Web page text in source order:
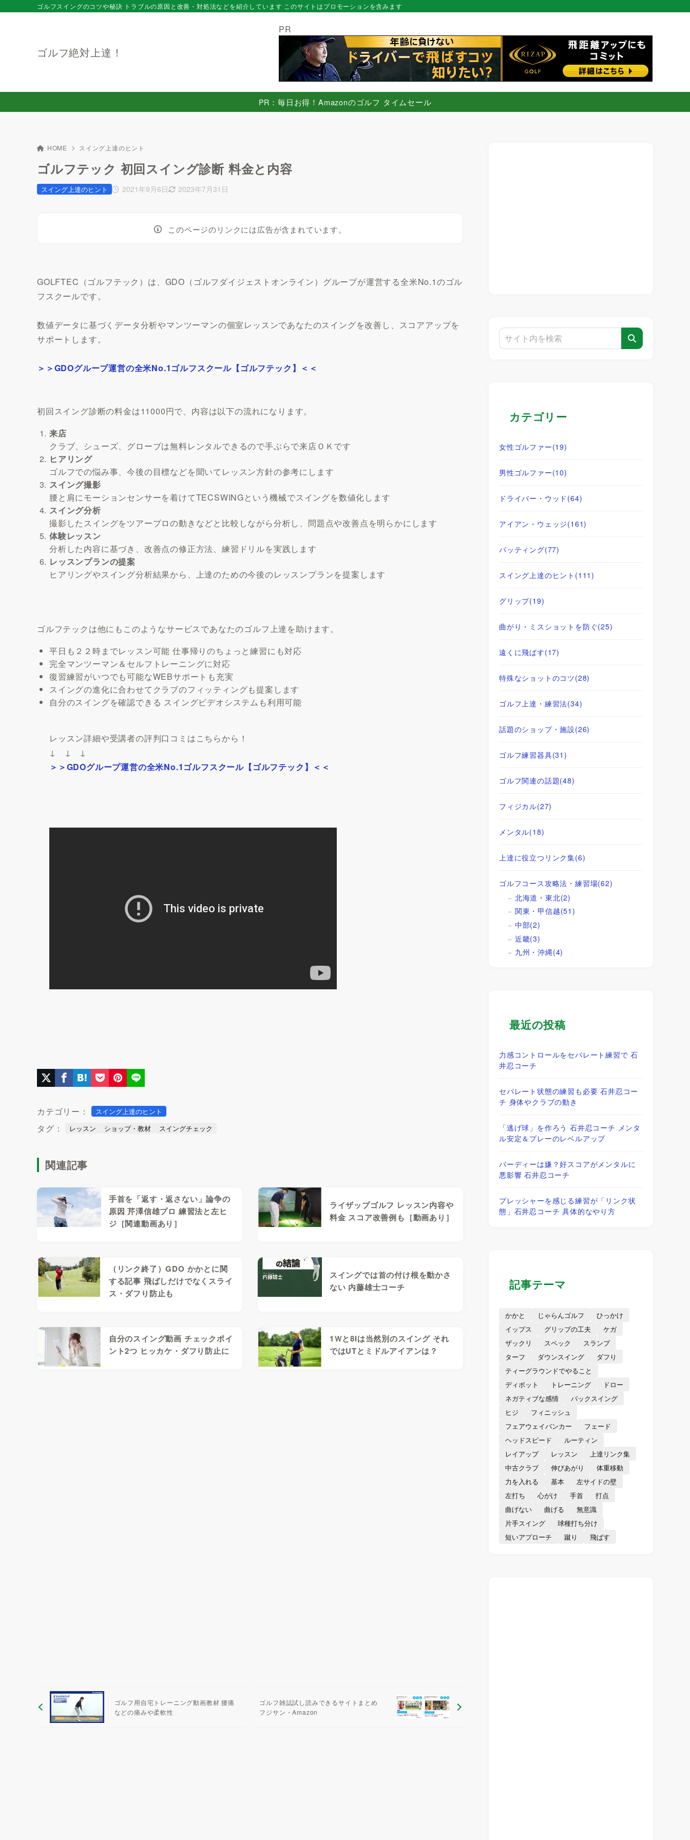
ゴルフ絶対上達！
ゴルフスイングのコツや秘訣 トラブルの原因と改善・対処法などを紹介しています このサイトはプロモーションを含みます
PR
PR：毎日お得！Amazonのゴルフ タイムセール
HOME スイング上達のヒント
ゴルフテック 初回スイング診断 料金と内容
2021年9月6日 2023年7月31日
スイング上達のヒント
このページのリンクには広告が含まれています。
GOLFTEC（ゴルフテック）は、GDO（ゴルフダイジェストオンライン）グループが運営する全米No.1のゴル
フスクールです。
数値データに基づくデータ分析やマンツーマンの個室レッスンであなたのスイングを改善し、スコアアップを
サポートします。
＞＞GDOグループ運営の全米No.1ゴルフスクール【ゴルフテック】＜＜
初回スイング診断の料金は11000円で、内容は以下の流れになります。
来店
クラブ、シューズ、グローブは無料レンタルできるので手ぶらで来店ＯＫです
ヒアリング
ゴルフでの悩み事、今後の目標などを聞いてレッスン方針の参考にします
スイング撮影
腰と肩にモーションセンサーを着けてTECSWINGという機械でスイングを数値化します
スイング分析
撮影したスイングをツアープロの動きなどと比較しながら分析し、問題点や改善点を明らかにします
体験レッスン
分析した内容に基づき、改善点の修正方法、練習ドリルを実践します
レッスンプランの提案
ヒアリングやスイング分析結果から、上達のための今後のレッスンプランを提案します
ゴルフテックは他にもこのようなサービスであなたのゴルフ上達を助けます。
平日も２２時までレッスン可能 仕事帰りのちょっと練習にも対応
完全マンツーマン＆セルフトレーニングに対応
復習練習がいつでも可能なWEBサポートも充実
スイングの進化に合わせてクラブのフィッティングも提案します
自分のスイングを確認できる スイングビデオシステムも利用可能
レッスン詳細や受講者の評判口コミはこちらから！
↓ ↓ ↓
＞＞GDOグループ運営の全米No.1ゴルフスクール【ゴルフテック】＜＜
カテゴリー： スイング上達のヒント
タグ： レッスン ショップ・教材 スイングチェック
関連記事
手首を「返す・返さない」論争の
原因 芹澤信雄プロ 練習法と左ヒ
ジ［関連動画あり］
ライザップゴルフ レッスン内容や
料金 スコア改善例も［動画あり］
（リンク終了）GDO かかとに関
する記事 飛ばしだけでなくスライ
ス・ダフり防止も
スイングでは首の付け根を動かさ
ない 内藤雄士コーチ
自分のスイング動画 チェックポイ
ント2つ ヒッカケ・ダフり防止に
1Ｗと8Iは当然別のスイング それ
ではUTとミドルアイアンは？
ゴルフ用自宅トレーニング動画教材 腰痛
などの痛みや柔軟性
ゴルフ雑誌試し読みできるサイトまとめ
フジサン・Amazon
カテゴリー
女性ゴルファー(19)
男性ゴルファー(10)
ドライバー・ウッド (64)
アイアン・ウェッジ(161)
パッティング(77)
スイング上達のヒント (111)
グリップ(19)
曲がり・ミスショットを防ぐ(25)
遠くに飛ばす(17)
特殊なショットのコツ(28)
ゴルフ上達・練習法(34)
話題のショップ・施設(26)
ゴルフ練習器具(31)
ゴルフ関連の話題(48)
フィジカル(27)
メンタル(18)
上達に役立つリンク集(6)
ゴルフコース攻略法・練習場(62)
北海道・東北(2)
関東・甲信越(51)
中部(2)
近畿(3)
九州・沖縄(4)
最近の投稿
力感コントロールをセパレート練習で 石
井忍コーチ
セパレート状態の練習も必要 石井忍コー
チ 身体やクラブの動き
「逃げ球」を作ろう 石井忍コーチ メンタ
ル安定＆プレーのレベルアップ
バーディーは嫌？好スコアがメンタルに
悪影響 石井忍コーチ
プレッシャーを感じる練習が「リンク状
態」石井忍コーチ 具体的なやり方
記事テーマ
かかと じゃらんゴルフ
ひっかけ
イップス
グリップの工夫
ケガ
ザックリ
スペック
スランプ
ターフ
ダウンスイング
ダフり
ティーグラウンドでやること
ディボット
トレーニング
ドロー
ネガティブな感情
バックスイング
ヒジ
フィニッシュ
フェアウェイバンカー
フェード
ヘッドスピード
ルーティン
レイアップ
レッスン
上達リンク集
中古クラブ
伸びあがり
体重移動
力を入れる
基本
左サイドの壁
左打ち
心がけ 手首
打点
曲げない
曲げる
無意識
片手スイング
球種打ち分け
短いアプローチ
蹴り 飛ばす